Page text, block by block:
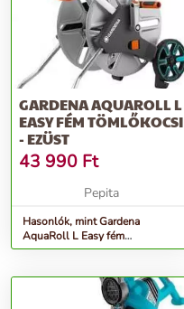
GARDENA AQUAROLL L
EASY FÉM TÖMLŐKOCSI
- EZÜST
43 990 Ft
Pepita
Hasonlók, mint Gardena
AquaRoll L Easy fém
Tömlőkocsi - ezüst